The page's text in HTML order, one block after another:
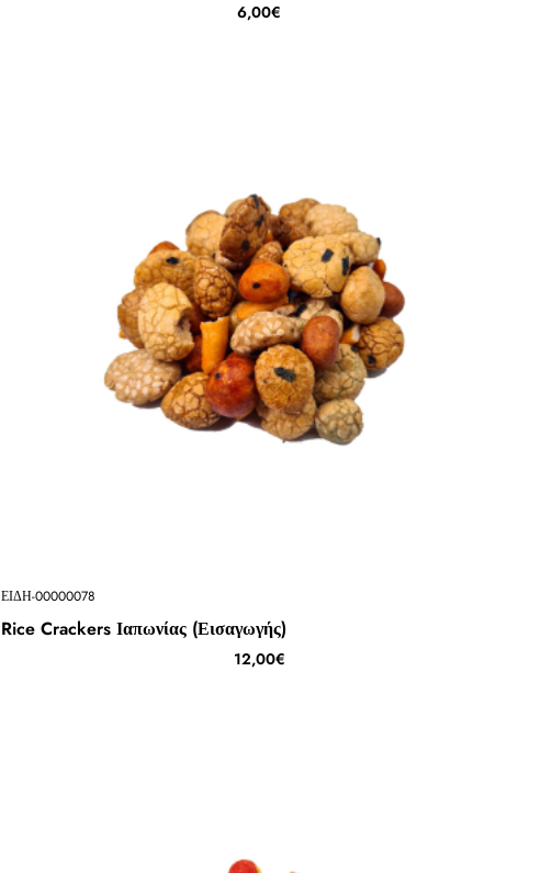
6,00€
ΕΙΔΗ-00000078
Rice Crackers Ιαπωνίας (Εισαγωγής)
12,00€